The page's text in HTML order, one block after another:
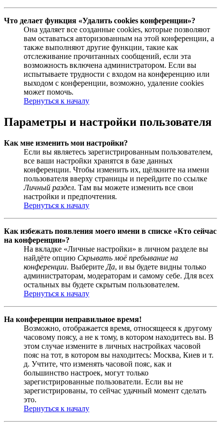
Что делает функция «Удалить cookies конференции»?
Она удаляет все созданные cookies, которые позволяют
вам оставаться авторизованным на этой конференции, а
также выполняют другие функции, такие как
отслеживание прочитанных сообщений, если эта
возможность включена администратором. Если вы
испытываете трудности с входом на конференцию или
выходом с конференции, возможно, удаление cookies
может помочь.
Вернуться к началу
Параметры и настройки пользователя
Как мне изменить мои настройки?
Если вы являетесь зарегистрированным пользователем,
все ваши настройки хранятся в базе данных
конференции. Чтобы изменить их, щёлкните на имени
пользователя вверху страницы и перейдите по ссылке
Личный раздел. Там вы можете изменить все свои
настройки и предпочтения.
Вернуться к началу
Как избежать появления моего имени в списке «Кто сейчас
на конференции»?
На вкладке «Личные настройки» в личном разделе вы
найдёте опцию Скрывать моё пребывание на
конференции. Выберите Да, и вы будете видны только
администраторам, модераторам и самому себе. Для всех
остальных вы будете скрытым пользователем.
Вернуться к началу
На конференции неправильное время!
Возможно, отображается время, относящееся к другому
часовому поясу, а не к тому, в котором находитесь вы. В
этом случае измените в личных настройках часовой
пояс на тот, в котором вы находитесь: Москва, Киев и т.
д. Учтите, что изменять часовой пояс, как и
большинство настроек, могут только
зарегистрированные пользователи. Если вы не
зарегистрированы, то сейчас удачный момент сделать
это.
Вернуться к началу